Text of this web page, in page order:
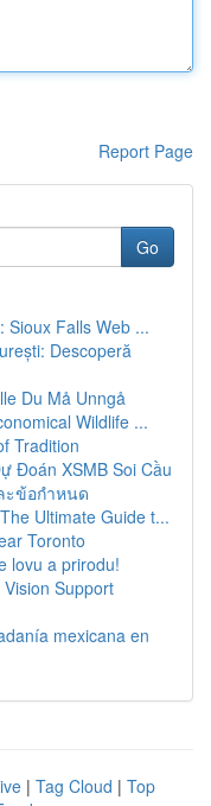
Report Page
Go
Sioux Falls Web ...
Descoperă
Du Må Unngå
Wildlife ...
Tradition
Đoán XSMB Soi Cầu
ะข้อกำหนด
Ultimate Guide t...
Toronto
lovu a prirodu!
Support
mexicana en
| Tag Cloud | Top